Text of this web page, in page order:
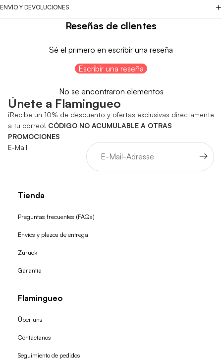
ENVÍO Y DEVOLUCIONES
Reseñas de clientes
Sé el primero en escribir una reseña
Escribir una reseña
No se encontraron elementos
Únete a Flamingueo
¡Recibe un 10% de descuento y ofertas exclusivas directamente
a tu correo! CÓDIGO NO ACUMULABLE A OTRAS
PROMOCIONES
E-Mail
Tienda
Preguntas frecuentes (FAQs)
Envíos y plazos de entrega
Zurück
Garantía
Flamingueo
Über uns
Contáctanos
Seguimiento de pedidos